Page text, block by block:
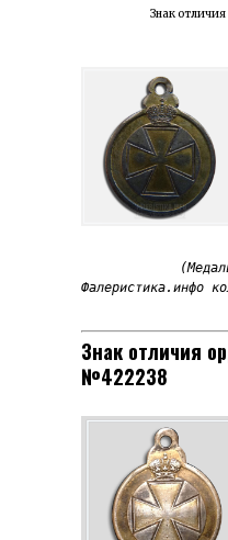
Знак
Фалеристика.инфо
Знак отличия
№422238